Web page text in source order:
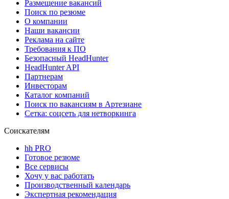
Размещение вакансий
Поиск по резюме
О компании
Наши вакансии
Реклама на сайте
Требования к ПО
Безопасный HeadHunter
HeadHunter API
Партнерам
Инвесторам
Каталог компаний
Поиск по вакансиям в Артезиане
Сетка: соцсеть для нетворкинга
Соискателям
hh PRO
Готовое резюме
Все сервисы
Хочу у вас работать
Производственный календарь
Экспертная рекомендация